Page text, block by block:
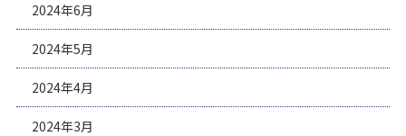
2024年6月
2024年5月
2024年4月
2024年3月